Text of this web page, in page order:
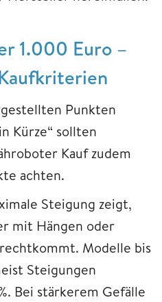
1.000 Euro –
Punkten
Kürze“ sollten
Kauf zudem
achten.
Steigung zeigt,
mit Hängen oder
Modelle bis
Steigungen
Bei stärkerem Gefälle